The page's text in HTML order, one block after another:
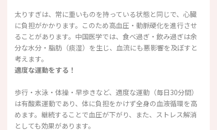
太りすぎは、常に重いものを持っている状態と同じで、心臓
に負担がかかります。このため高血圧・動脈硬化を進行させ
ることがあります。中国医学では、食べ過ぎ・飲み過ぎは余
分な水分・脂肪（痰湿）を生じ、血流にも悪影響を及ぼすと
考えます。
適度な運動をする！
歩行・水泳・体操・早歩きなど、適度な運動（毎日30分間）
は有酸素運動であり、体に負担をかけず全身の血液循環を高
めます。継続することで血圧が下がり、また、ストレス解消
としても効果があります。